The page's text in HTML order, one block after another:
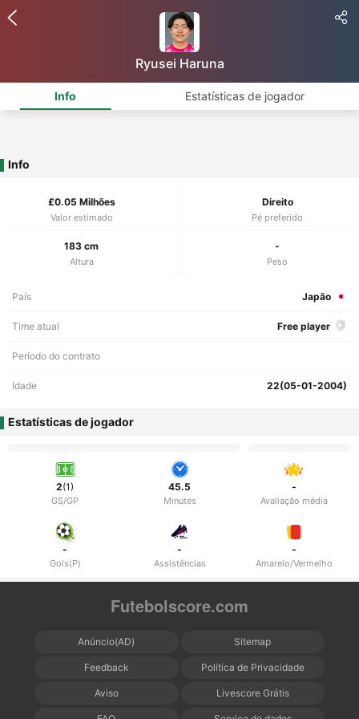
Ryusei Haruna
Info Estatísticas de jogador
Info
£0.05 Milhões
Valor estimado
Direito
Pé preferido
183 cm
Altura
-
Peso
País Japão
Time atual Free player
Período do contrato
Idade 22(05-01-2004)
Estatísticas de jogador
2(1)
GS/GP
45.5
Minutes
-
Avaliação média
-
Gols(P)
-
Assistências
-
Amarelo/Vermelho
Futebolscore.com
Anúncio(AD) Sitemap
Feedback Política de Privacidade
Aviso Livescore Grátis